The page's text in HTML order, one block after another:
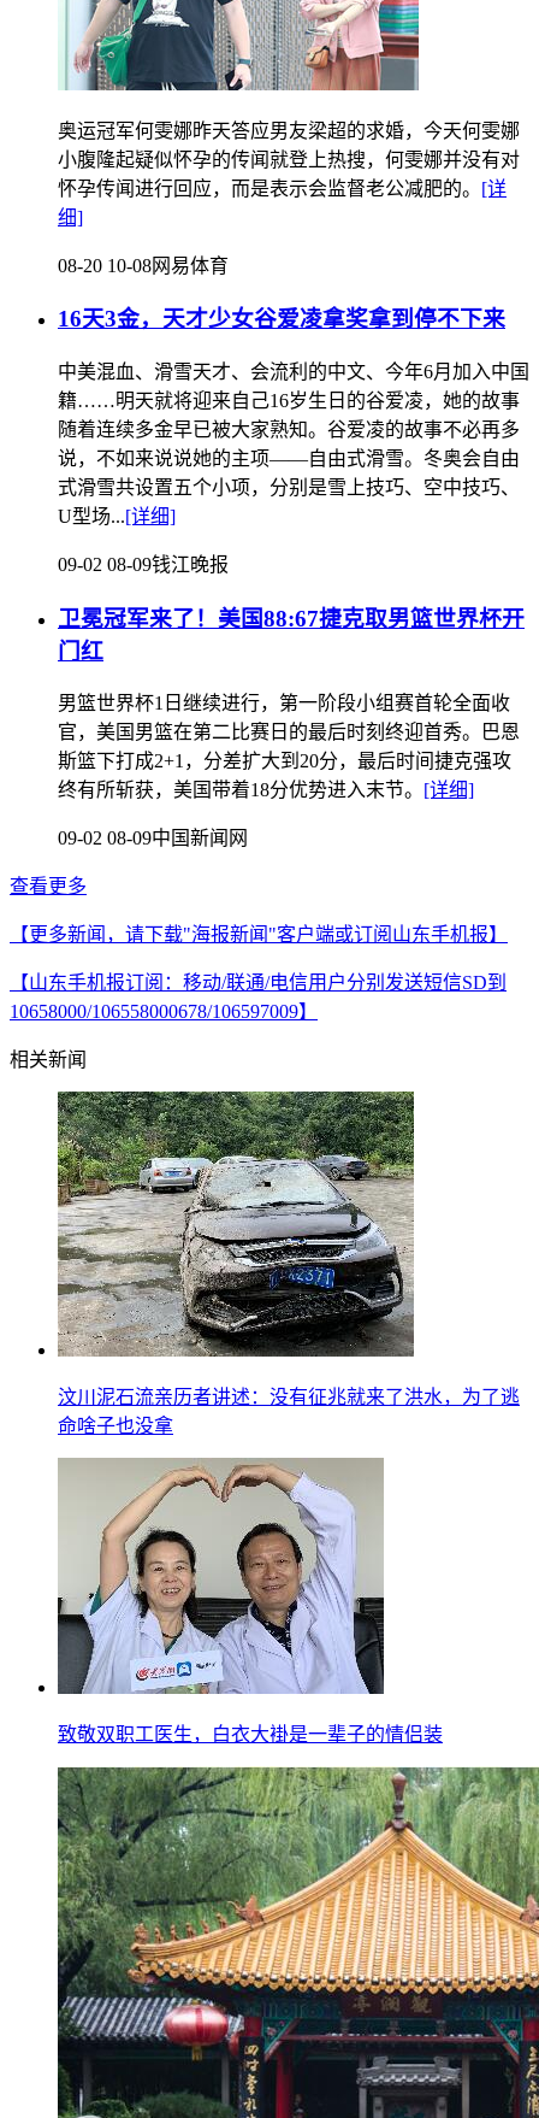
奥运冠军何雯娜昨天答应男友梁超的求婚，今天何雯娜
小腹隆起疑似怀孕的传闻就登上热搜，何雯娜并没有对
怀孕传闻进行回应，而是表示会监督老公减肥的。 [详
细]
08-20 10-08网易体育
16天3金，天才少女谷爱凌拿奖拿到停不下来
中美混血、滑雪天才、会流利的中文、今年6月加入中国
籍……明天就将迎来自己16岁生日的谷爱凌，她的故事
随着连续多金早已被大家熟知。谷爱凌的故事不必再多
说，不如来说说她的主项——自由式滑雪。冬奥会自由
式滑雪共设置五个小项，分别是雪上技巧、空中技巧、
U型场...[详细]
09-02 08-09钱江晚报
卫冕冠军来了！美国88:67捷克取男篮世界杯开
门红
男篮世界杯1日继续进行，第一阶段小组赛首轮全面收
官，美国男篮在第二比赛日的最后时刻终迎首秀。巴恩
斯篮下打成2+1，分差扩大到20分，最后时间捷克强攻
终有所斩获，美国带着18分优势进入末节。 [详细]
09-02 08-09中国新闻网
查看更多
【更多新闻，请下载"海报新闻"客户端或订阅山东手机报】
【山东手机报订阅：移动/联通/电信用户分别发送短信SD到
10658000/106558000678/106597009】
相关新闻
汶川泥石流亲历者讲述：没有征兆就来了洪水，为了逃
命啥子也没拿
致敬双职工医生，白衣大褂是一辈子的情侣装